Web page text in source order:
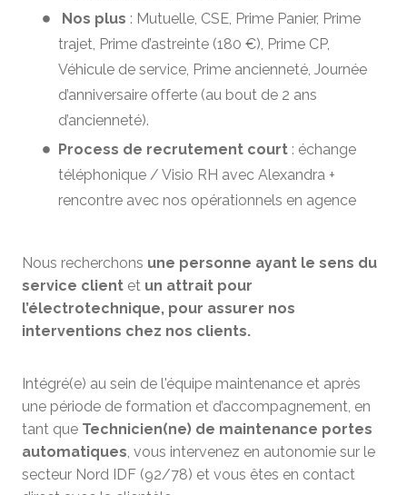
Nos plus : Mutuelle, CSE, Prime Panier, Prime
trajet, Prime d’astreinte (180 €), Prime CP,
Véhicule de service, Prime ancienneté, Journée
d’anniversaire offerte (au bout de 2 ans
d’ancienneté).
Process de recrutement court : échange
téléphonique / Visio RH avec Alexandra +
rencontre avec nos opérationnels en agence
Nous recherchons une personne ayant le sens du
service client et un attrait pour
l’électrotechnique, pour assurer nos
interventions chez nos clients.
Intégré(e) au sein de l'équipe maintenance et après
une période de formation et d’accompagnement, en
tant que Technicien(ne) de maintenance portes
automatiques, vous intervenez en autonomie sur le
secteur Nord IDF (92/78) et vous êtes en contact